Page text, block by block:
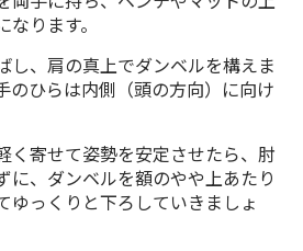
ります。
し、肩の真上でダンベルを構えま
のひらは内側（頭の方向）に向け
く寄せて姿勢を安定させたら、肘
に、ダンベルを額のやや上あたり
ゆっくりと下ろしていきましょ